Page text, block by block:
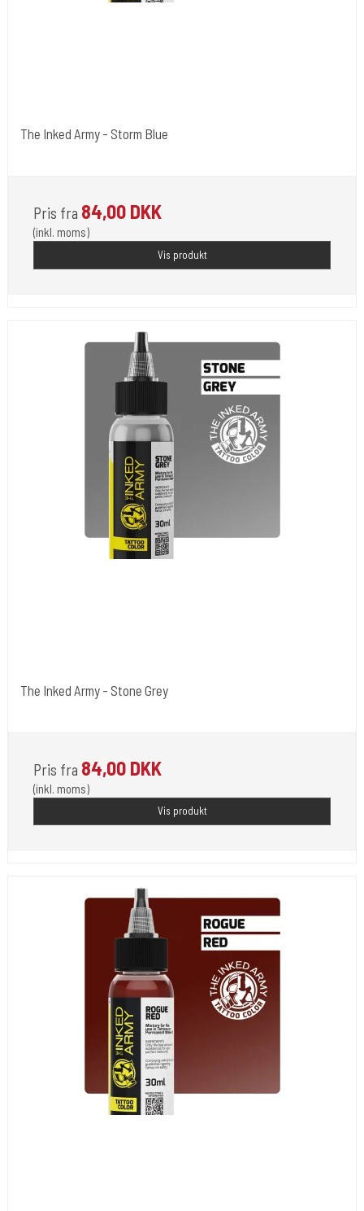
The Inked Army - Storm Blue
Pris fra 84,00 DKK
(inkl. moms)
Vis produkt
The Inked Army - Stone Grey
Pris fra 84,00 DKK
(inkl. moms)
Vis produkt